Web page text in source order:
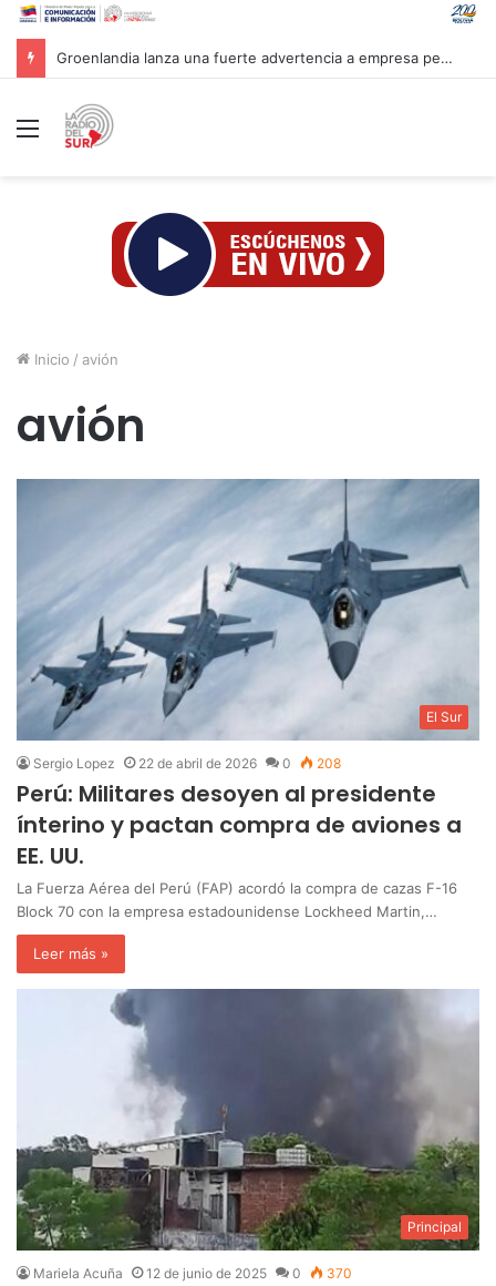
Mandataria Rodríguez felicita a atletas venezolanos por su brillante participación en CAC 2026
Menú
Inicio / avión
avión
El Sur
Sergio Lopez 22 de abril de 2026 0 208
Perú: Militares desoyen al presidente
ínterino y pactan compra de aviones a
EE. UU.
La Fuerza Aérea del Perú (FAP) acordó la compra de cazas F-16
Block 70 con la empresa estadounidense Lockheed Martin,…
Leer más »
Principal
Mariela Acuña 12 de junio de 2025 0 370